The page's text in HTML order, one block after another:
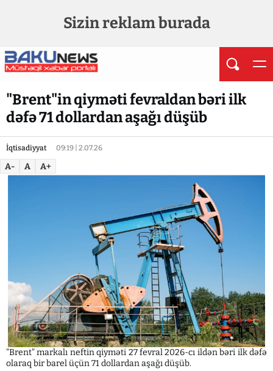
Sizin reklam burada
"Brent"in qiyməti fevraldan bəri ilk
dəfə 71 dollardan aşağı düşüb
İqtisadiyyat 09:19 | 2.07.26
A- A A+
"Brent" markalı neftin qiyməti 27 fevral 2026-cı ildən bəri ilk dəfə
olaraq bir barel üçün 71 dollardan aşağı düşüb.